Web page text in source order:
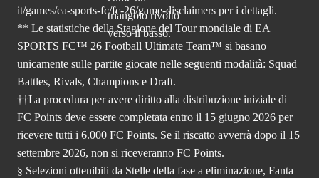
it/games/ea-sports-fc/fc-26/game-disclaimers per i dettagli.
** Le statistiche della Stagione del Tour mondiale di EA
SPORTS FC™ 26 Football Ultimate Team™ si basano
unicamente sulle partite giocate nelle seguenti modalità: Squad
Battles, Rivals, Champions e Draft.
††La procedura per avere diritto alla distribuzione iniziale di
FC Points deve essere completata entro il 15 giugno 2026 per
ricevere tutti i 6.000 FC Points. Se il riscatto avverrà dopo il 15
settembre 2026, non si riceveranno FC Points.
§ Selezioni ottenibili da Stelle della fase a eliminazione, Fanta